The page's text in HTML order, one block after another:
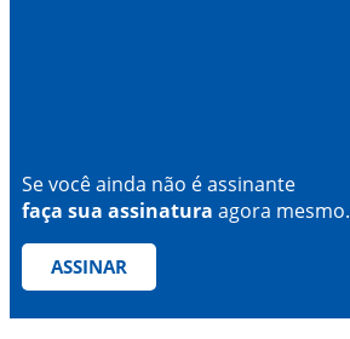
Se você ainda não é assinante
faça sua assinatura agora mesmo.
ASSINAR